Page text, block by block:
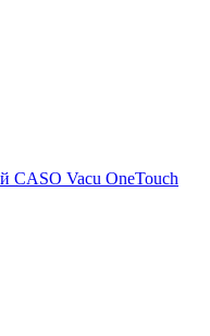
CASO Vacu OneTouch